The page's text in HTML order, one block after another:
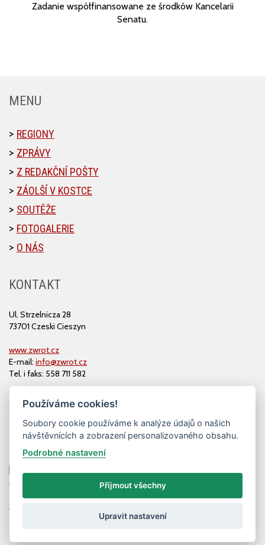
Zadanie współfinansowane ze środków Kancelarii
Senatu.
MENU
REGIONY
ZPRÁVY
Z REDAKČNÍ POŠTY
ZÁOLŠÍ V KOSTCE
SOUTĚŽE
FOTOGALERIE
O NÁS
KONTAKT
Ul. Strzelnicza 28
73701 Czeski Cieszyn
www.zwrot.cz
E-mail: info@zwrot.cz
Tel. i faks: 558 711 582
© ZWROT
Používáme cookies!
Soubory cookie používáme k analýze údajů o našich
návštěvnících a zobrazení personalizovaného obsahu.
Podrobné nastavení
Příjmout všechny
Upravit nastavení